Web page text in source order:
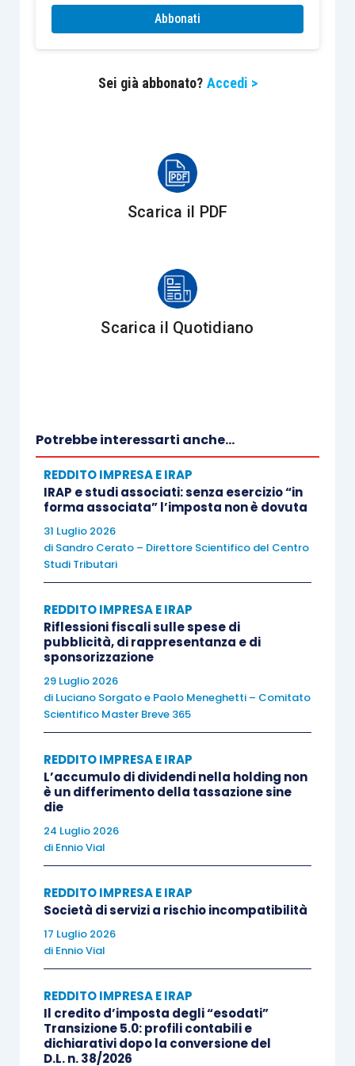
immobili a destinazione alberghiera concessi in
ovvero per gli immobili in corso di costruzione,
Alla luce di tale ultima precisazione
quindi fatto discuterele conclusioni raggiunte
dalla bozza della circolare, secondo le quali era
svolgente attività di gestione di immobili a
destinazione alberghiera per conto delle proprie
.
con la quale, nonostante la norma di
interpretazione autentica prima citata, l’Agenzia
delle entrate aveva ritenuto che la finalità della
norma potesse essere ritenuta realizzata nel
caso dimancato svolgimento dell’attività di
gestione alberghiera da parte della società
proprietaria(sul punto si rinvia al precedente
gratuita del settore alberghiero e termale
06.07.2021).
Con lacircolare pubblicata ieri, invece,
l’orientamento espresso dalle Entrate si è
adeguato al dato normativo, conintegrale
recepimento della norma di interpretazione
autenticadi cui all’articolo 5-bis D.L. 41/2021.
È stato infatti precisato che le disposizioni in
materia dirivalutazione
presenza didue requisiti:
dal punto di vista
diimmobile a destinazione alberghiera;
sotto il profilosoggettivo
deve essere unsoggetto operante nei
settori alberghiero e termale.
Abbonati
Sei già abbonato? Accedi >
Scarica il PDF
Scarica il Quotidiano
Potrebbe interessarti anche...
REDDITO IMPRESA E IRAP
IRAP e studi associati: senza esercizio “in
forma associata” l’imposta non è dovuta
31 Luglio 2026
di Sandro Cerato – Direttore Scientifico del Centro
Studi Tributari
REDDITO IMPRESA E IRAP
Riflessioni fiscali sulle spese di
pubblicità, di rappresentanza e di
sponsorizzazione
29 Luglio 2026
di Luciano Sorgatoe Paolo Meneghetti – Comitato
Scientifico Master Breve 365
REDDITO IMPRESA E IRAP
L’accumulo di dividendi nella holding non
è un differimento della tassazione sine
die
24 Luglio 2026
di Ennio Vial
REDDITO IMPRESA E IRAP
Società di servizi a rischio incompatibilità
17 Luglio 2026
di Ennio Vial
REDDITO IMPRESA E IRAP
Il credito d’imposta degli “esodati”
Transizione 5.0: profili contabili e
dichiarativi dopo la conversione del
D.L. n. 38/2026